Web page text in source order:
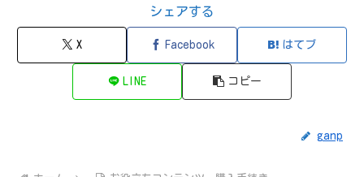
シェアする
X Facebook はてブ
LINE コピー
ganp